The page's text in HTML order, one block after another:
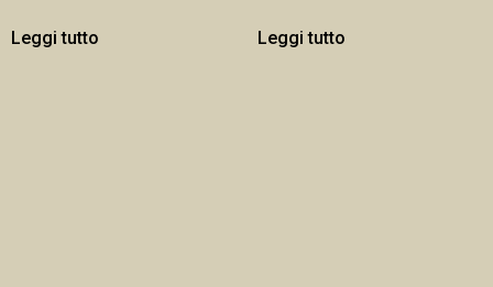
Leggi tutto Leggi tutto